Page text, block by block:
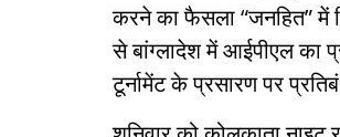
करने का फैसला “जनहित” में
से बांग्लादेश में आईपीएल का
टूर्नामेंट के प्रसारण पर